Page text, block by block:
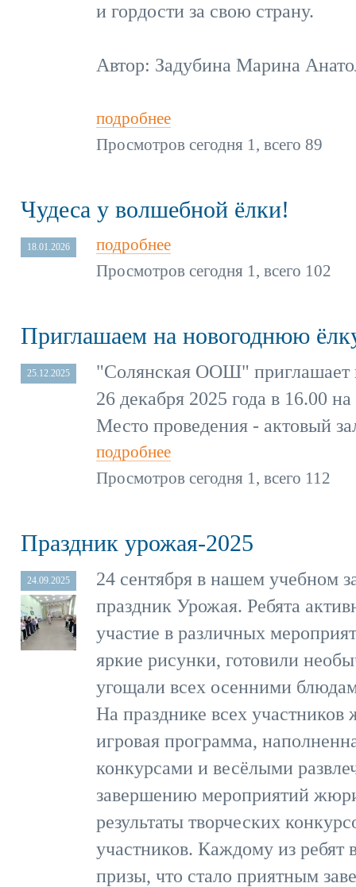
и гордости за свою страну.
Автор: Задубина Марина
подробнее
Просмотров сегодня 1, всего 89
Чудеса у волшебной ёлки!
18.01.2026
подробнее
Просмотров сегодня 1, всего 102
Приглашаем на новогоднюю
25.12.2025
"Солянская ООШ" приглашает
26 декабря 2025 года в 16.00
Место проведения - актовый
подробнее
Просмотров сегодня 1, всего 112
Праздник урожая-2025
24.09.2025
24 сентября в нашем учебном
праздник Урожая. Ребята
участие в различных
яркие рисунки, готовили
угощали всех осенними
На празднике всех участников
игровая программа,
конкурсами и весёлыми
завершению мероприятий
результаты творческих
участников. Каждому из ребят
призы, что стало приятным